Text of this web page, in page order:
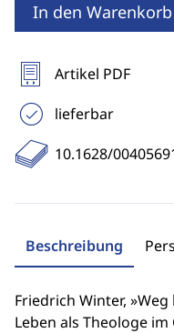
In den Warenkorb
Artikel PDF
lieferbar
10.1628/
Beschreibung
Friedrich Winter,
Leben als Theologe